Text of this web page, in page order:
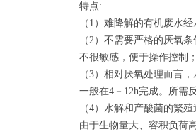
特点:
（1）难降解的有机废水
（2）不需要严格的厌氧
不很敏感，便于操作控制
（3）相对厌氧处理而言
一般在4－12h完成。所需
（4）水解和产酸菌的繁
由于生物量大、容积负荷